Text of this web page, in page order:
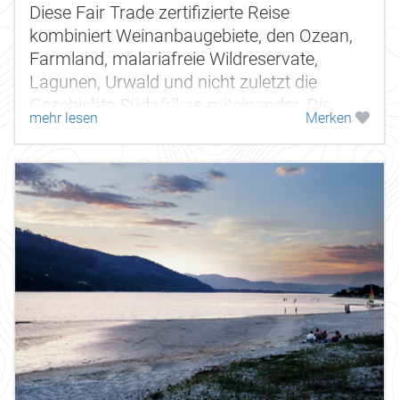
Diese Fair Trade zertifizierte Reise
kombiniert Weinanbaugebiete, den Ozean,
Farmland, malariafreie Wildreservate,
Lagunen, Urwald und nicht zuletzt die
Geschichte Südafrikas miteinander. Die
Geschichte beginnt mit den
portugiesischen...
mehr lesen Merken